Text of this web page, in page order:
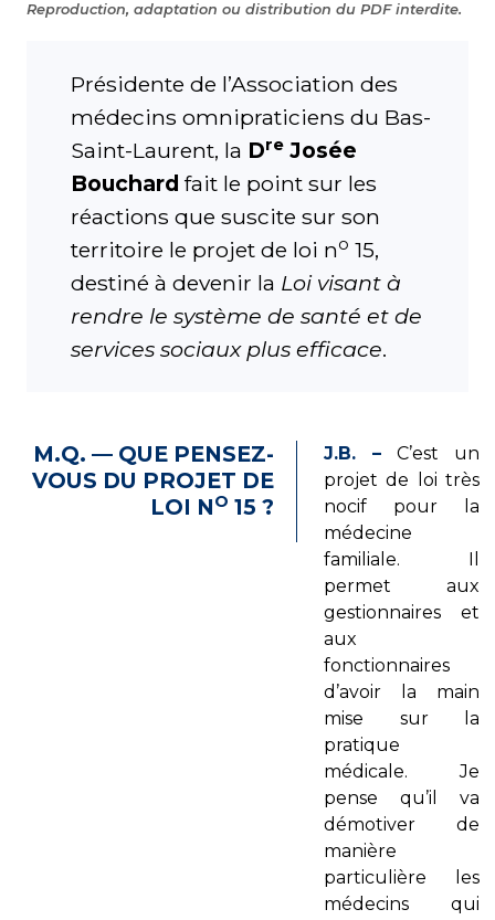
Reproduction, adaptation ou distribution du PDF interdite.
Présidente de l’Association des
médecins omnipraticiens du Bas-
Saint-Laurent, la Dre Josée
Bouchard fait le point sur les
réactions que suscite sur son
territoire le projet de loi no 15,
destiné à devenir la Loi visant à
rendre le système de santé et de
services sociaux plus efficace.
M.Q. — QUE PENSEZ-
VOUS DU PROJET DE
LOI NO 15 ?
J.B. – C’est un
projet de loi très
nocif pour la
médecine
familiale. Il
permet aux
gestionnaires et
aux
fonctionnaires
d’avoir la main
mise sur la
pratique
médicale. Je
pense qu’il va
démotiver de
manière
particulière les
médecins qui